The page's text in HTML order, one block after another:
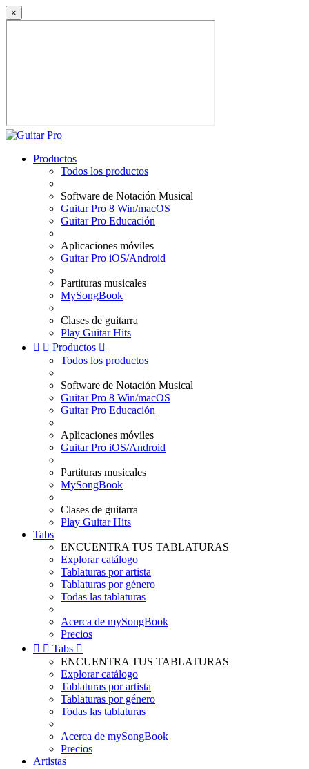
×
Productos
Todos los productos
Software de Notación Musical
Guitar Pro 8 Win/macOS
Guitar Pro Educación
Aplicaciones móviles
Guitar Pro iOS/Android
Partituras musicales
MySongBook
Clases de guitarra
Play Guitar Hits
  Productos 
Todos los productos
Software de Notación Musical
Guitar Pro 8 Win/macOS
Guitar Pro Educación
Aplicaciones móviles
Guitar Pro iOS/Android
Partituras musicales
MySongBook
Clases de guitarra
Play Guitar Hits
Tabs
ENCUENTRA TUS TABLATURAS
Explorar catálogo
Tablaturas por artista
Tablaturas por género
Todas las tablaturas
Acerca de mySongBook
Precios
  Tabs 
ENCUENTRA TUS TABLATURAS
Explorar catálogo
Tablaturas por artista
Tablaturas por género
Todas las tablaturas
Acerca de mySongBook
Precios
Artistas